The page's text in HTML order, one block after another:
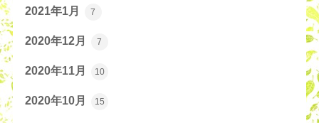
2021年1月 7
2020年12月 7
2020年11月 10
2020年10月 15